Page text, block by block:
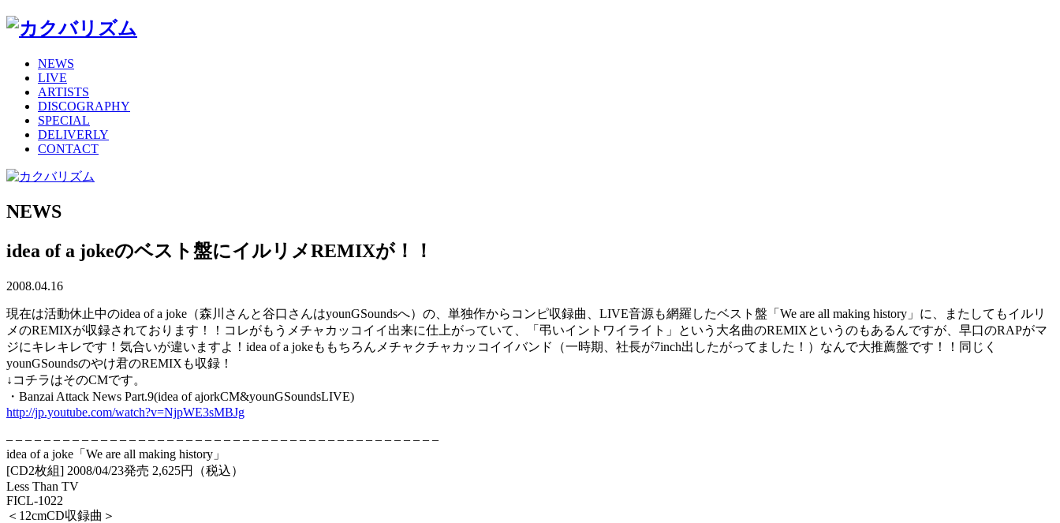
NEWS
LIVE
ARTISTS
DISCOGRAPHY
SPECIAL
DELIVERLY
CONTACT
NEWS
idea of a jokeのベスト盤にイルリメREMIXが！！
2008.04.16
現在は活動休止中のidea of a joke（森川さんと谷口さんはyounGSoundsへ）の、単独作からコンピ収録曲、LIVE音源も網羅したベスト盤「We are all making history」に、またしてもイルリ
メのREMIXが収録されております！！コレがもうメチャカッコイイ出来に仕上がっていて、「弔いイントワイライト」という大名曲のREMIXというのもあるんですが、早口のRAPがマ
ジにキレキレです！気合いが違いますよ！idea of a jokeももちろんメチャクチャカッコイイバンド（一時期、社長が7inch出したがってました！）なんで大推薦盤です！！同じく
younGSoundsのやけ君のREMIXも収録！
↓コチラはそのCMです。
・Banzai Attack News Part.9(idea of ajorkCM&younGSoundsLIVE)
http://jp.youtube.com/watch?v=NjpWE3sMBJg
– – – – – – – – – – – – – – – – – – – – – – – – – – – – – – – – – – – – – – – – – – – – – –
idea of a joke「We are all making history」
[CD2枚組] 2008/04/23発売 2,625円（税込）
Less Than TV
FICL-1022
＜12cmCD収録曲＞